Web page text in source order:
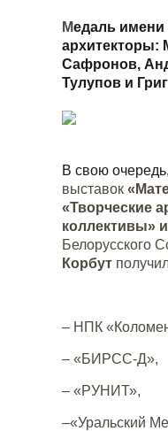
Медаль имени
архитекторы:
Сафронов,
Тулупов и
В свою
выставок
«Творческие
коллективы»
Белорусского
Корбут
– НПК
– «БИРСС-Д»,
– «РУНИТ»,
–«Уральский